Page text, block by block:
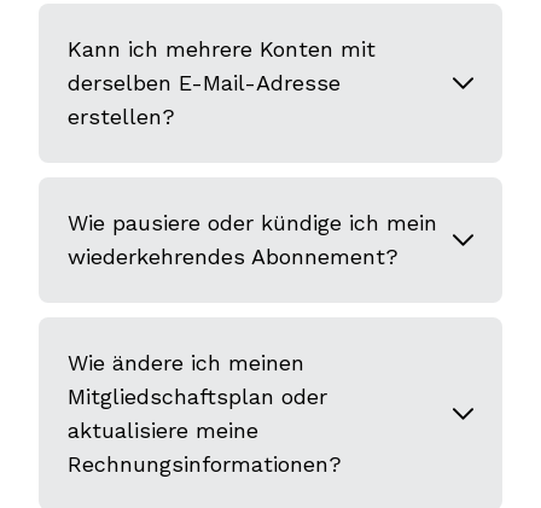
Kann ich mehrere Konten mit
derselben E-Mail-Adresse
erstellen?
Wie pausiere oder kündige ich mein
wiederkehrendes Abonnement?
Wie ändere ich meinen
Mitgliedschaftsplan oder
aktualisiere meine
Rechnungsinformationen?